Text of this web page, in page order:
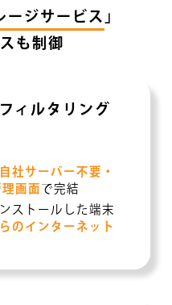
ージサービス 」
も制御
ィルタリング
自社サーバー不要・
画面 で完結
ストールした端末
のインターネット